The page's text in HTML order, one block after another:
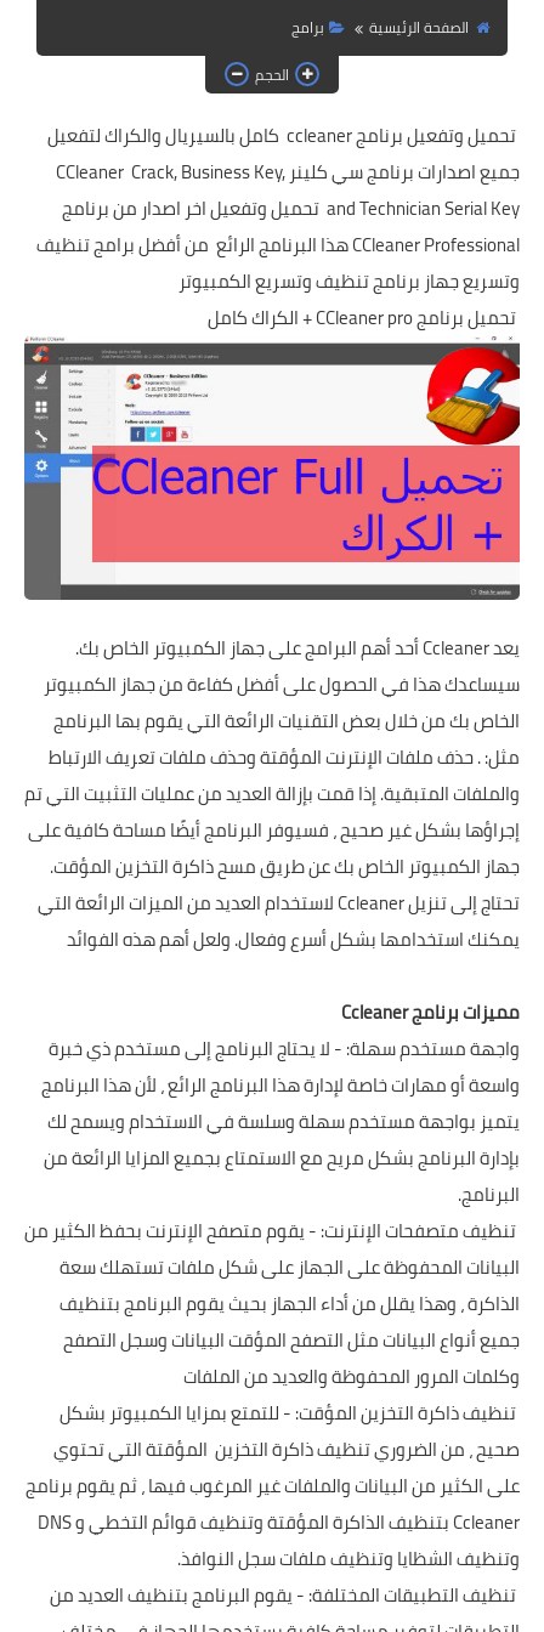
الحلقات
الصفحة الرئيسية
برامج
الحجم
تحميل وتفعيل برنامج ccleaner كامل بالسيريال والكراك لتفعيل
جميع اصدارات برنامج سي كلينر CCleaner Crack, Business Key,
and Technician Serial Key تحميل وتفعيل اخر اصدار من برنامج
CCleaner Professional هذا البرنامج الرائع من أفضل برامج تنظيف
وتسريع جهاز برنامج تنظيف وتسريع الكمبيوتر
تحميل برنامج CCleaner pro + الكراك كامل
يعد Ccleaner أحد أهم البرامج على جهاز الكمبيوتر الخاص بك.
سيساعدك هذا في الحصول على أفضل كفاءة من جهاز الكمبيوتر
الخاص بك من خلال بعض التقنيات الرائعة التي يقوم بها البرنامج
مثل: . حذف ملفات الإنترنت المؤقتة وحذف ملفات تعريف الارتباط
والملفات المتبقية. إذا قمت بإزالة العديد من عمليات التثبيت التي تم
إجراؤها بشكل غير صحيح ، فسيوفر البرنامج أيضًا مساحة كافية على
جهاز الكمبيوتر الخاص بك عن طريق مسح ذاكرة التخزين المؤقت.
تحتاج إلى تنزيل Ccleaner لاستخدام العديد من الميزات الرائعة التي
يمكنك استخدامها بشكل أسرع وفعال. ولعل أهم هذه الفوائد
مميزات برنامج Ccleaner
واجهة مستخدم سهلة: - لا يحتاج البرنامج إلى مستخدم ذي خبرة
واسعة أو مهارات خاصة لإدارة هذا البرنامج الرائع ، لأن هذا البرنامج
يتميز بواجهة مستخدم سهلة وسلسة في الاستخدام ويسمح لك
بإدارة البرنامج بشكل مريح مع الاستمتاع بجميع المزايا الرائعة من
البرنامج.
تنظيف متصفحات الإنترنت: - يقوم متصفح الإنترنت بحفظ الكثير من
البيانات المحفوظة على الجهاز على شكل ملفات تستهلك سعة
الذاكرة ، وهذا يقلل من أداء الجهاز بحيث يقوم البرنامج بتنظيف
جميع أنواع البيانات مثل التصفح المؤقت البيانات وسجل التصفح
وكلمات المرور المحفوظة والعديد من الملفات
تنظيف ذاكرة التخزين المؤقت: - للتمتع بمزايا الكمبيوتر بشكل
صحيح ، من الضروري تنظيف ذاكرة التخزين المؤقتة التي تحتوي
على الكثير من البيانات والملفات غير المرغوب فيها ، ثم يقوم برنامج
وتنظيف الشظايا وتنظيف ملفات سجل النوافذ.
تنظيف التطبيقات المختلفة: - يقوم البرنامج بتنظيف العديد من